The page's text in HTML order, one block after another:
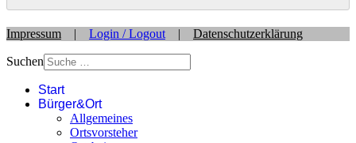
Impressum | Login / Logout | Datenschutzerklärung
Suchen
Start
Bürger&Ort
Allgemeines
Ortsvorsteher